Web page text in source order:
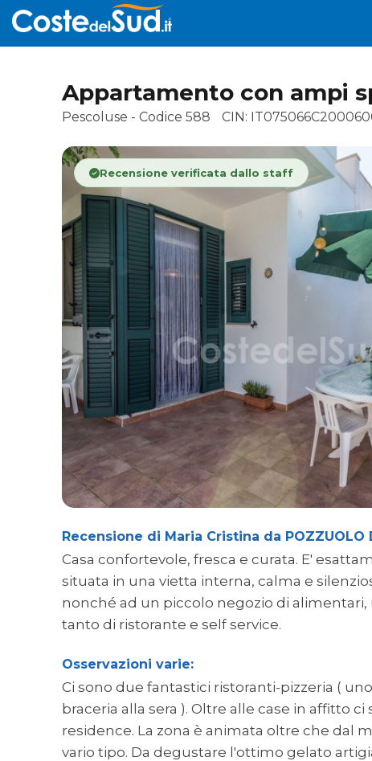
Appartamento con ampi
Pescoluse - Codice 588 CIN:
Recensione verificata dallo staff
Recensione di Maria Cristina da POZZUOLO
Casa confortevole, fresca e curata. E'
situata in una vietta interna, calma e
nonché ad un piccolo negozio di
tanto di ristorante e self service.
Osservazioni varie:
Ci sono due fantastici ristoranti-pizzeria (
braceria alla sera ). Oltre alle case in affitto
residence. La zona è animata oltre che dal
vario tipo. Da degustare l'ottimo gelato